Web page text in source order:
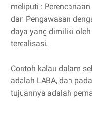
meliputi :
dan Pengawasan
daya yang dimiliki
terealisasi.
Contoh kalau dalam
adalah LABA, dan
tujuannya adalah